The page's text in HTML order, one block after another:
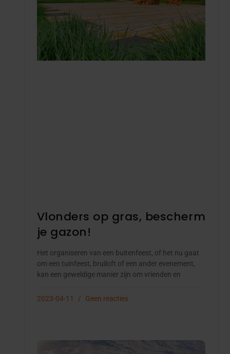
Vlonders op gras, bescherm
je gazon!
Het organiseren van een buitenfeest, of het nu gaat
om een tuinfeest, bruiloft of een ander evenement,
kan een geweldige manier zijn om vrienden en
2023-04-11 Geen reacties